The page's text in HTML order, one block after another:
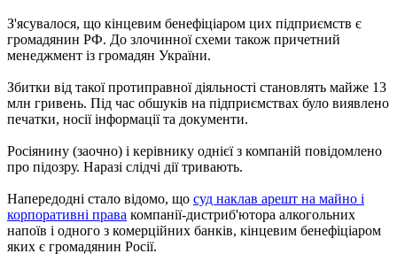
З'ясувалося, що кінцевим бенефіціаром цих підприємств є
громадянин РФ. До злочинної схеми також причетний
менеджмент із громадян України.
Збитки від такої протиправної діяльності становлять майже 13
млн гривень. Під час обшуків на підприємствах було виявлено
печатки, носії інформації та документи.
Росіянину (заочно) і керівнику однієї з компаній повідомлено
про підозру. Наразі слідчі дії тривають.
Напередодні стало відомо, що суд наклав арешт на майно і
корпоративні права компанії-дистриб'ютора алкогольних
напоїв і одного з комерційних банків, кінцевим бенефіціаром
яких є громадянин Росії.